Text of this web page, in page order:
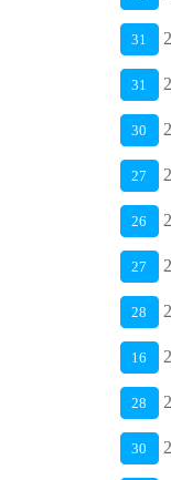
31
31
30
27
26
27
28
16
28
30